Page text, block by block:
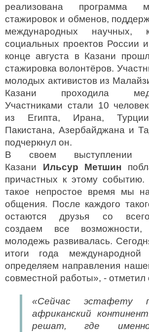
реализована программа
стажировок и обменов,
международных научных,
социальных проектов России
конце августа в Казани
стажировка волонтёров.
молодых активистов из
Казани проходила
Участниками стали 10
из Египта, Ирана,
Пакистана, Азербайджана и
подчеркнул он.
В своем выступлении
Казани Ильсур Метшин
причастных к этому
такое непростое время мы
общения. После каждого
остаются друзья со
создаем все
молодежь развивалась.
итоги года
определяем направления
совместной работы», - отметил
«Сейчас эстафету
африканский
решат, где